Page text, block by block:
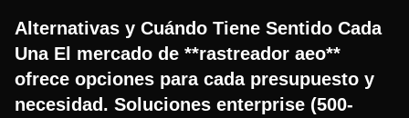
Alternativas y Cuándo Tiene Sentido Cada
Una El mercado de **rastreador aeo**
ofrece opciones para cada presupuesto y
necesidad. Soluciones enterprise (500-